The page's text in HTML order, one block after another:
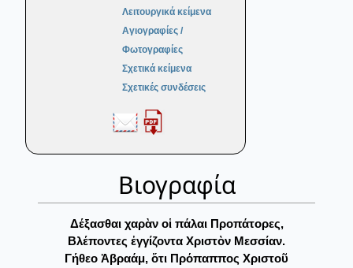
Λειτουργικά κείμενα
Αγιογραφίες /
Φωτογραφίες
Σχετικά κείμενα
Σχετικές συνδέσεις
Βιογραφία
Δέξασθαι χαρὰν οἱ πάλαι Προπάτορες,
Βλέποντες ἐγγίζοντα Xριστὸν Μεσσίαν.
Γήθεο Ἀβραάμ, ὅτι Πρόπαππος Χριστοῦ